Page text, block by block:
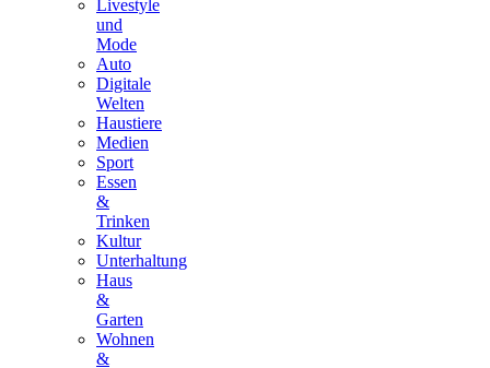
Livestyle
und
Mode
Auto
Digitale
Welten
Haustiere
Medien
Sport
Essen
&
Trinken
Kultur
Unterhaltung
Haus
&
Garten
Wohnen
&